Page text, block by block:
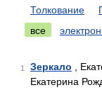
Толкование
все
1 Зеркало ,
Екатерина